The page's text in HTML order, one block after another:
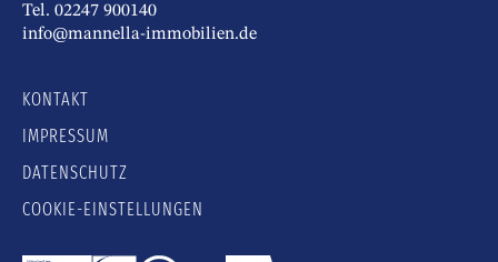
Tel. 02247 900140
info@mannella-immobilien.de
KONTAKT
IMPRESSUM
DATENSCHUTZ
COOKIE-EINSTELLUNGEN